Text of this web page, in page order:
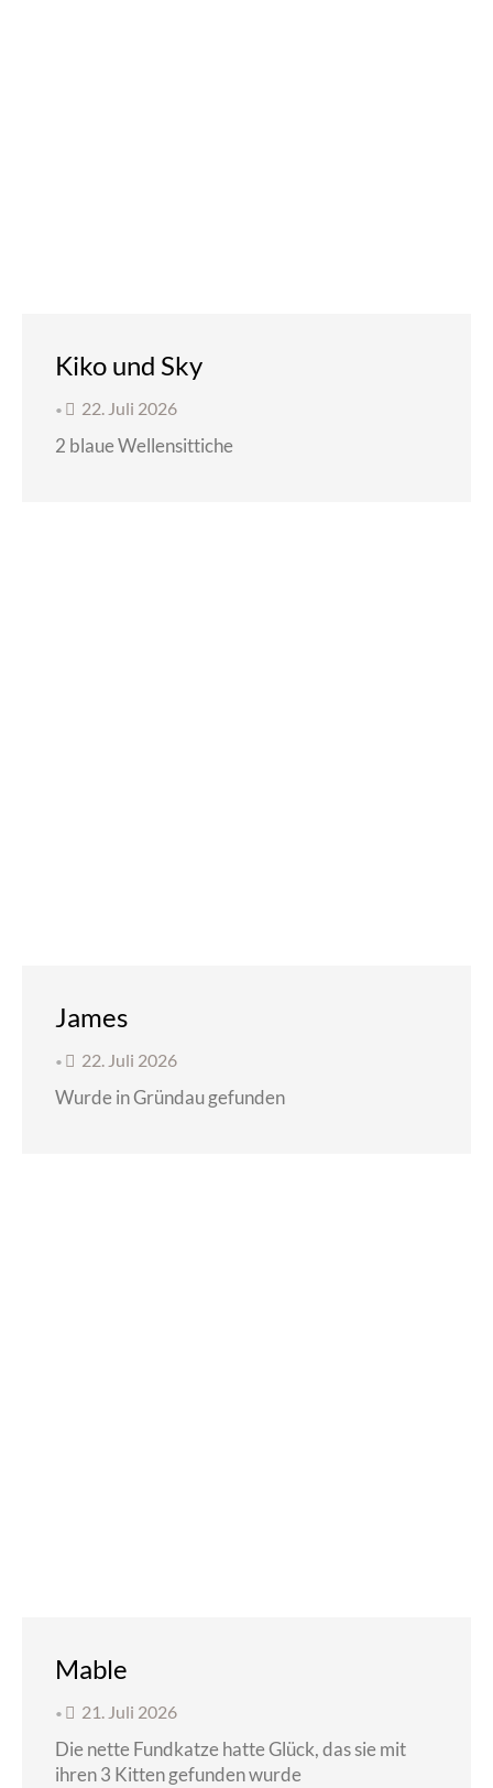
Kiko und Sky
• 22. Juli 2026
2 blaue Wellensittiche
James
• 22. Juli 2026
Wurde in Gründau gefunden
Mable
• 21. Juli 2026
Die nette Fundkatze hatte Glück, das sie mit
ihren 3 Kitten gefunden wurde